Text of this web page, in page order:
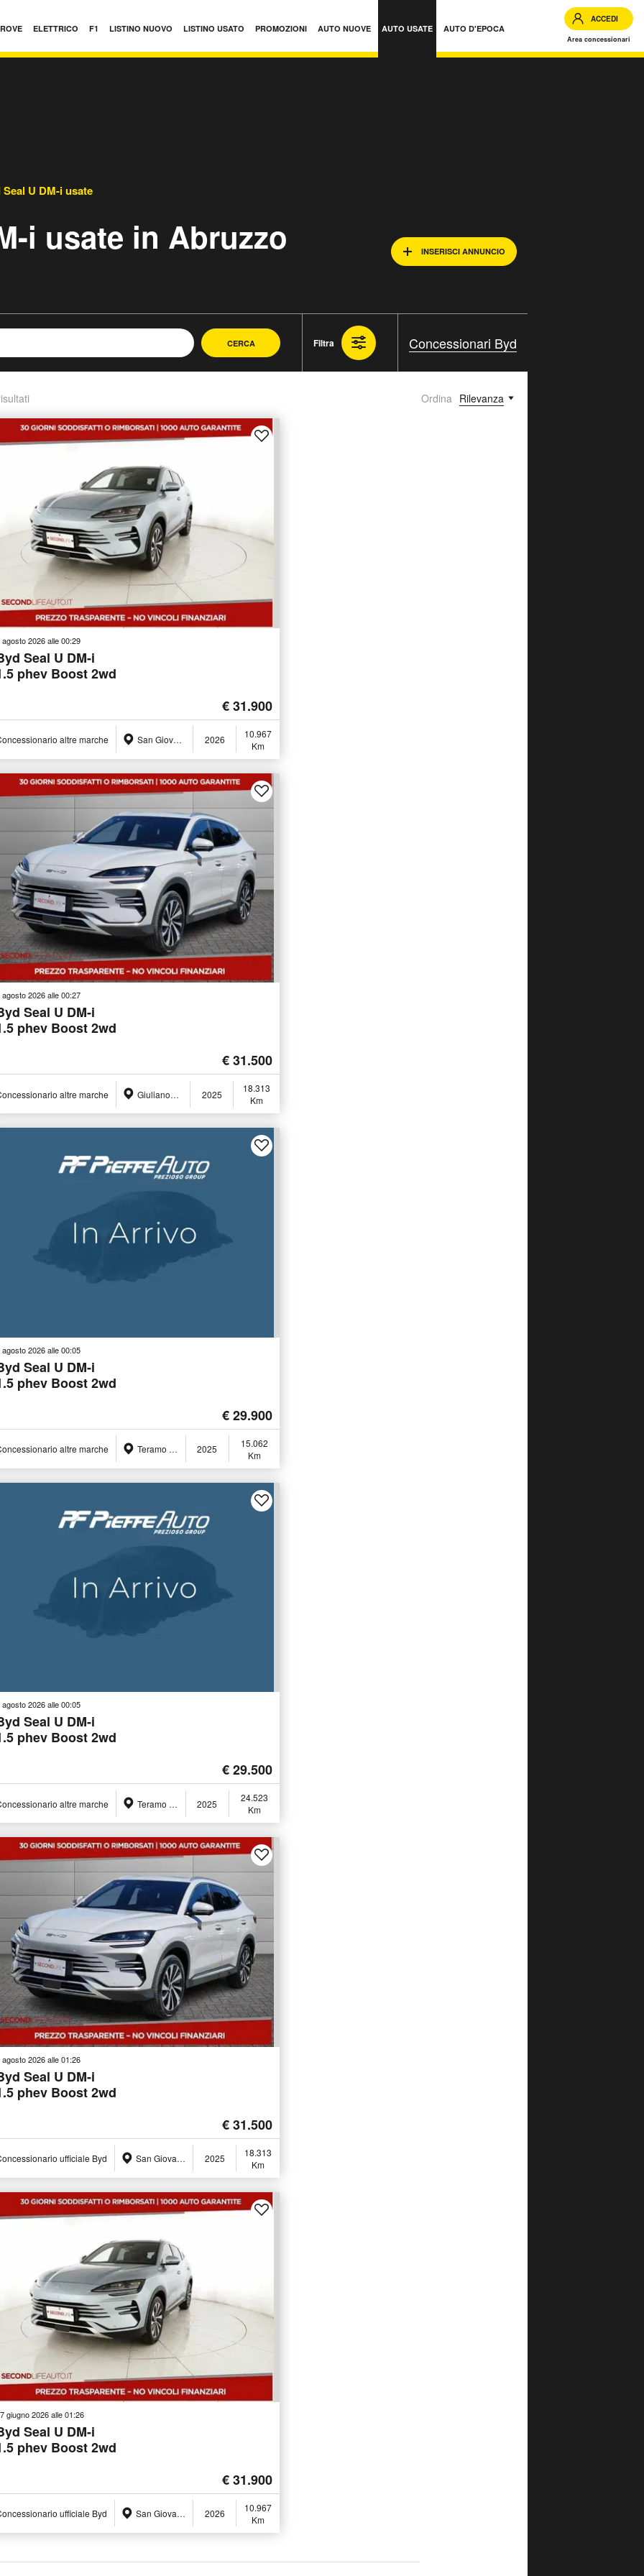
ELETTRICO F1 LISTINO NUOVO LISTINO USATO PROMOZIONI AUTO NUOVE AUTO USATE AUTO D'EPOCA
ACCEDI
Area concessionari
U DM-i usate
i usate in Abruzzo INSERISCI ANNUNCIO
CERCA Filtra Concessionari Byd
Ordina Rilevanza
agosto 2026 alle 00:29
Seal U DM-i
phev Boost 2wd
€ 31.900
altre marche San Giovanni Teatino (CH) 2026
10.967
Km
agosto 2026 alle 00:27
Seal U DM-i
phev Boost 2wd
€ 31.500
altre marche Giulianova (TE) 2025
18.313
Km
agosto 2026 alle 00:05
Seal U DM-i
phev Boost 2wd
€ 29.900
altre marche Teramo (TE) 2025
15.062
Km
agosto 2026 alle 00:05
Seal U DM-i
phev Boost 2wd
€ 29.500
altre marche Teramo (TE) 2025
24.523
Km
agosto 2026 alle 01:26
Seal U DM-i
phev Boost 2wd
€ 31.500
ufficiale Byd San Giovanni Teatino (CH) 2025
18.313
Km
giugno 2026 alle 01:26
Seal U DM-i
phev Boost 2wd
€ 31.900
ufficiale Byd San Giovanni Teatino (CH) 2026
10.967
Km